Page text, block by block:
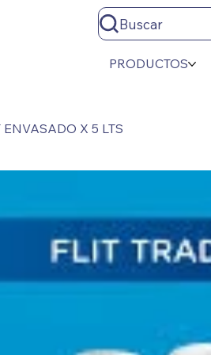
Buscar
PRODUCTOS
X 5 LTS